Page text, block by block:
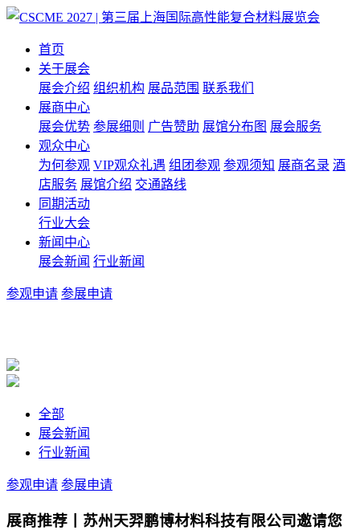
首页
关于展会
展会介绍 组织机构 展品范围 联系我们
展商中心
展会优势 参展细则 广告赞助 展馆分布图 展会服务
观众中心
为何参观 VIP观众礼遇 组团参观 参观须知 展商名录 酒
店服务 展馆介绍 交通路线
同期活动
行业大会
新闻中心
展会新闻 行业新闻
参观申请 参展申请
全部
展会新闻
行业新闻
参观申请 参展申请
展商推荐丨苏州天羿鹏博材料科技有限公司邀请您